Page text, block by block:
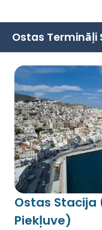
Ostas Termināļi
Ostas
Piekļuve)